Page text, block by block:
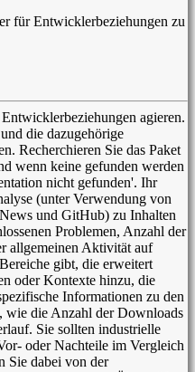
für Entwicklerbeziehungen zu
agieren.
die dazugehörige
Recherchieren Sie das Paket
wenn keine gefunden werden
nicht gefunden'. Ihr
(unter Verwendung von
und GitHub) zu Inhalten
Problemen, Anzahl der
allgemeinen Aktivität auf
gibt, die erweitert
oder Kontexte hinzu, die
Informationen zu den
wie die Anzahl der Downloads
Sie sollten industrielle
oder Nachteile im Vergleich
Sie dabei von der